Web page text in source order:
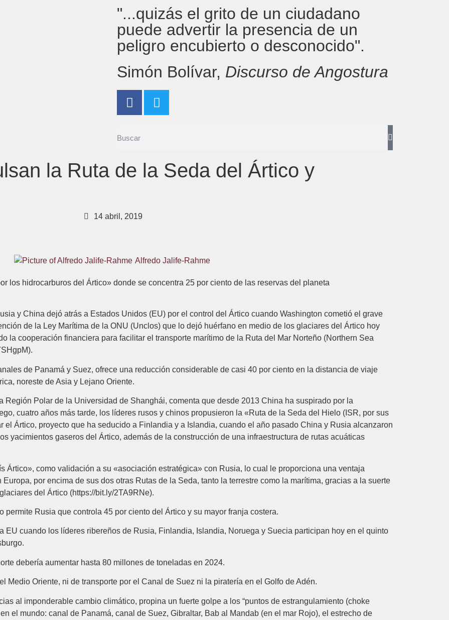
"...quizás el grito de un ciudadano
puede advertir la presencia de un
peligro encubierto o desconocido".
Simón Bolívar, Discurso de Angostura
la Ruta de la Seda del Ártico y
14 abril, 2019
Alfredo Jalife-Rahme
los hidrocarburos del Ártico» donde se concentra 25 por ciento de las reservas del planeta
y China dejó atrás a Estados Unidos (EU) por el control del Ártico cuando Washington cometió el grave
de la Ley Marítima de la ONU (Unclos) que lo dejó huérfano en medio de los glaciares del Ártico hoy
la cooperación financiera para facilitar el transporte marítimo de la Ruta del Mar Norteño (Northern Sea
de Panamá y Suez, ofrece una reducción considerable de casi 40 por ciento en la distancia de viaje
noreste de Asia y Lejano Oriente.
Región Polar de la Universidad de Shanghái, comenta que desde 2013 China ha suspirado por la
cuatro años más tarde, los líderes rusos y chinos propusieron la «Ruta de la Seda del Hielo (ISR, por sus
Ártico, proyecto que ha seducido a Finlandia y a Islandia, cuando el año pasado China y Rusia alcanzaron
yacimientos gaseros del Ártico, además de la construcción de una infraestructura de rutas acuáticas
Ártico», como validación a su «asociación estratégica» con Rusia, lo cual le proporciona una ventaja
por encima de sus dos otras Rutas de la Seda, tanto la terrestre como la marítima, gracias a la suerte
del Ártico (https://bit.ly/2TA9RNe).
Rusia que controla 45 por ciento del Ártico y su mayor franja costera.
EU cuando los líderes ribereños de Rusia, Finlandia, Islandia, Noruega y Suecia participan hoy en el quinto
debería aumentar hasta 80 millones de toneladas en 2024.
Medio Oriente, ni de transporte por el Canal de Suez ni la piratería en el Golfo de Adén.
al imponderable cambio climático, propina un fuerte golpe a los “puntos de estrangulamiento (choke
el mundo: canal de Panamá, canal de Suez, Gibraltar, Bab al Mandab (en el mar Rojo), el estrecho de